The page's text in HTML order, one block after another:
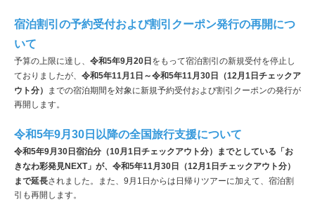
宿泊割引の予約受付および割引クーポン発行の再開につ
いて
予算の上限に達し、 令和5年9月20日 をもって宿泊割引の新規受付を停止し
ておりましたが、 令和5年11月1日～令和5年11月30日（12月1日チェックア
ウト分）
までの宿泊期間を対象に新規予約受付および割引クーポンの発行が
再開します。
令和5年9月30日以降の全国旅行支援について
令和5年9月30日宿泊分（10月1日チェックアウト分）までとしている「お
きなわ彩発見NEXT」が、令和5年11月30日（12月1日チェックアウト分）
まで延長されました。また、9月1日からは日帰りツアーに加えて、宿泊割
引も再開します。